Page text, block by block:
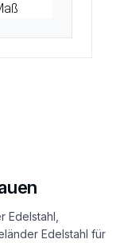
Edelstahl,
Edelstahl für